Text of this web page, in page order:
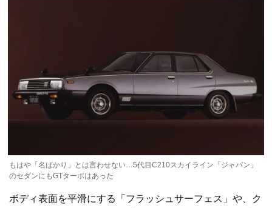
もはや「名ばかり」とは言わせない…5代目C210スカイライン「ジャパン」
のセダンにもGTターボはあった
ボディ表面を平滑にする「フラッシュサーフェス」や、ク